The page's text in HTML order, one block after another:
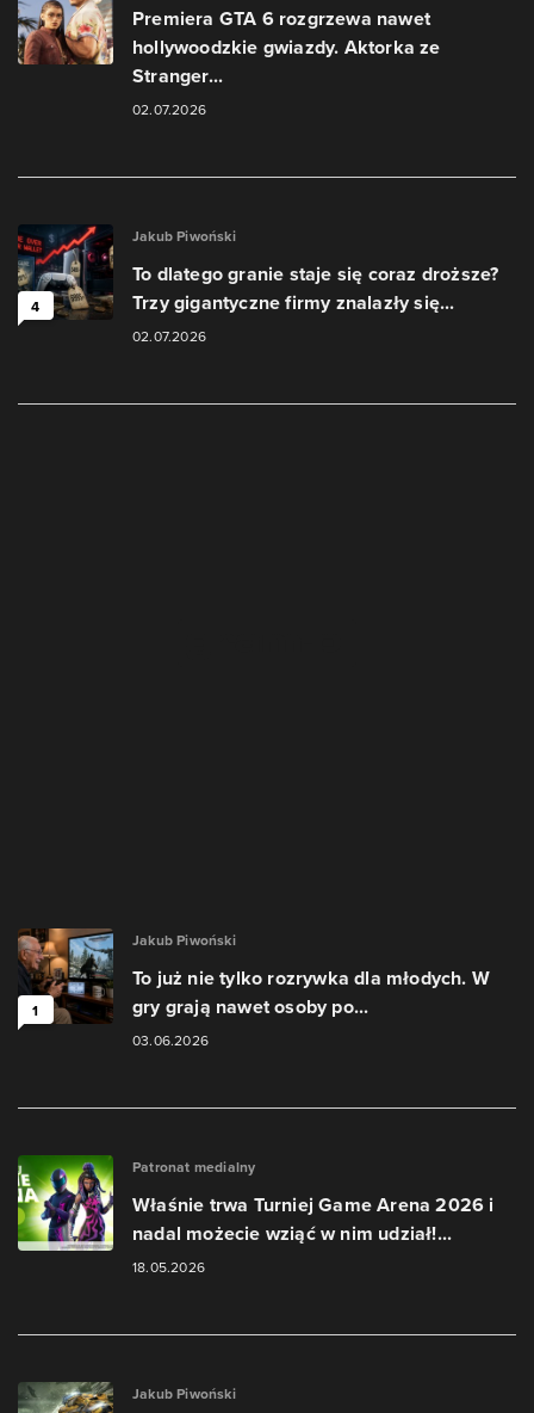
Premiera GTA 6 rozgrzewa nawet
hollywoodzkie gwiazdy. Aktorka ze
Stranger...
02.07.2026
4
Jakub Piwoński
To dlatego granie staje się coraz droższe?
Trzy gigantyczne firmy znalazły się...
02.07.2026
1
Jakub Piwoński
To już nie tylko rozrywka dla młodych. W
gry grają nawet osoby po...
03.06.2026
Patronat medialny
Właśnie trwa Turniej Game Arena 2026 i
nadal możecie wziąć w nim udział!...
18.05.2026
Jakub Piwoński